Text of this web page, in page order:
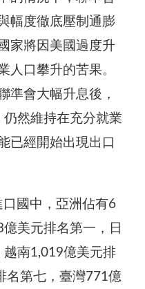
幅度徹底壓制通膨
家將因美國過度升
人口攀升的苦果。
準會大幅升息後，
然維持在充分就業
已經開始出現出口
國中，亞洲佔有6
美元排名第一，日
南1,019億美元排
名第七，臺灣771億